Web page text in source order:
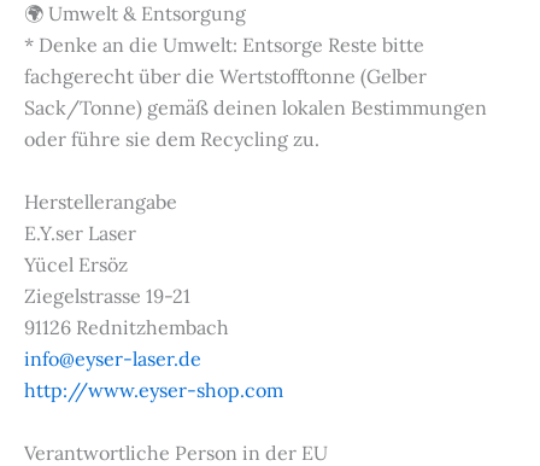
🌍 Umwelt & Entsorgung
* Denke an die Umwelt: Entsorge Reste bitte
fachgerecht über die Wertstofftonne (Gelber
Sack/Tonne) gemäß deinen lokalen Bestimmungen
oder führe sie dem Recycling zu.
Herstellerangabe
E.Y.ser Laser
Yücel Ersöz
Ziegelstrasse 19-21
91126 Rednitzhembach
info@eyser-laser.de
http://www.eyser-shop.com
Verantwortliche Person in der EU